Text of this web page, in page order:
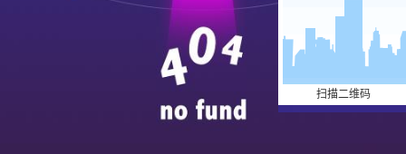
荣誉资质
原木烤
扫描二维码